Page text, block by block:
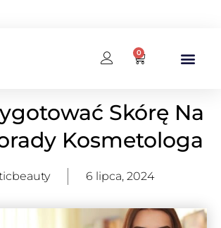
0
Skórę Na
Kosmetologa
6 lipca, 2024